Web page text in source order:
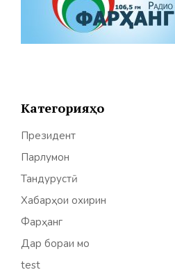
Категорияҳо
Президент
Парлумон
Тандурустӣ
Хабарҳои охирин
Фарҳанг
Дар бораи мо
test